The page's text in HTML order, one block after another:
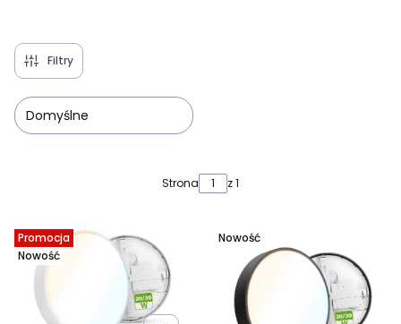
Filtry
Domyślne
Strona z 1
Promocja
Nowość
Nowość